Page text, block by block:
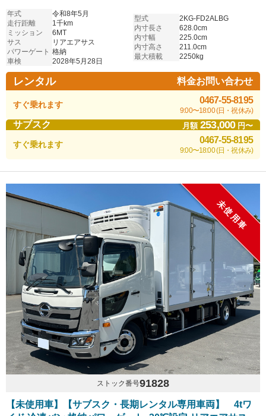
年式
令和8年5月
走行距離
1千km
ミッション
6MT
サス
リアエアサス
パワーゲート 格納
車検
2028年5月28日
型式
2KG-FD2ALBG
内寸長さ
628.0cm
内寸幅
225.0cm
内寸高さ
211.0cm
最大積載
2250kg
レンタル 料金お問い合わせ
すぐ乗れます 0467-55-8195
9:00〜18:00 (日・祝休み)
サブスク 月額253,000円〜
すぐ乗れます 0467-55-8195
9:00〜18:00 (日・祝休み)
未使用車
ストック番号91828
【未使用車】【サブスク・長期レンタル専用車両】 4tワ